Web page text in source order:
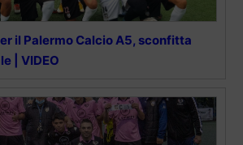
il Palermo Calcio A5, sconfitta
| VIDEO